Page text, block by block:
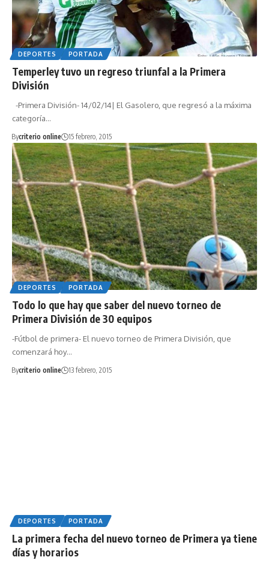
DEPORTES PORTADA
Temperley tuvo un regreso triunfal a la Primera
División
-Primera División- 14/02/14| El Gasolero, que regresó a la máxima
categoría…
Bycriterio online 15 febrero, 2015
DEPORTES PORTADA
Todo lo que hay que saber del nuevo torneo de
Primera División de 30 equipos
-Fútbol de primera- El nuevo torneo de Primera División, que
comenzará hoy…
Bycriterio online 13 febrero, 2015
DEPORTES PORTADA
La primera fecha del nuevo torneo de Primera ya tiene
días y horarios